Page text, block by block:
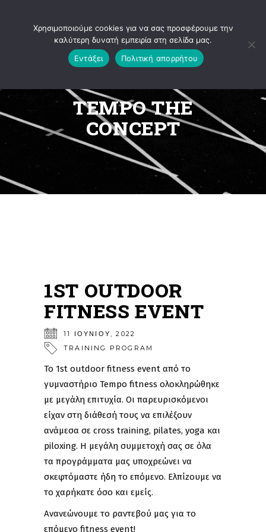
TEMPO THE
CONCEPT
1ST OUTDOOR
FITNESS EVENT
11 ΙΟΥΝΊΟΥ, 2022
TRAINING PROGRAM
To 1st outdoor fitness event από το
γυμναστήριο Tempo fitness ολοκληρώθηκε
με μεγάλη επιτυχία. Oι παρευρισκόμενοι
είχαν στη διάθεσή τους να επιλέξουν
ανάμεσα σε cross training, pilates, yoga και
piloxing. Η μεγάλη συμμετοχή σας σε όλα
τα προγράμματα μας υποχρεώνει να
σκεφτόμαστε ήδη το επόμενο. Ελπίzουμε να
το χαρήκατε όσο και εμείς.
Ανανεώνουμε το ραντεβού μας για το
επόμενο fitness event!
Χρησιμοποιούμε cookies για να σας προσφέρουμε την
καλύτερη δυνατή εμπειρία στη σελίδα μας.
Εντάξει
Πολιτική απορρήτου